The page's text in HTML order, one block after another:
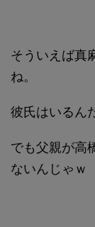
そういえば真
ね。
彼氏はいるん
でも父親が高
ないんじゃｗ